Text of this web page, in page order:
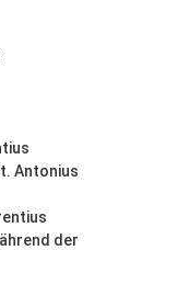
Antonius
der